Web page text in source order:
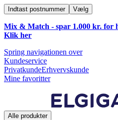
Indtast postnummer Vælg
Mix & Match - spar 1.000 kr. for
Klik her
Spring navigationen over
Kundeservice
PrivatkundeErhvervskunde
Mine favoritter
Alle produkter